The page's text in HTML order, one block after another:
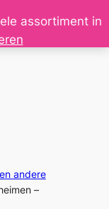
assortiment in
andere
–